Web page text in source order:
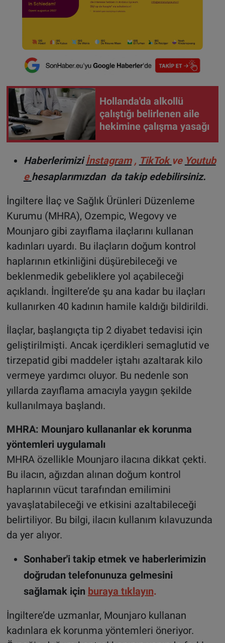
Hollanda'da alkollü
çalıştığı belirlenen aile
hekimine çalışma yasağı
Haberlerimiziİnstagram , TikTok ve Youtub
e hesaplarımızdan da takip edebilirsiniz.
İngiltere İlaç ve Sağlık Ürünleri Düzenleme
Kurumu (MHRA), Ozempic, Wegovy ve
Mounjaro gibi zayıflama ilaçlarını kullanan
kadınları uyardı. Bu ilaçların doğum kontrol
haplarının etkinliğini düşürebileceği ve
beklenmedik gebeliklere yol açabileceği
açıklandı. İngiltere’de şu ana kadar bu ilaçları
kullanırken 40 kadının hamile kaldığı bildirildi.
İlaçlar, başlangıçta tip 2 diyabet tedavisi için
geliştirilmişti. Ancak içerdikleri semaglutid ve
tirzepatid gibi maddeler iştahı azaltarak kilo
vermeye yardımcı oluyor. Bu nedenle son
yıllarda zayıflama amacıyla yaygın şekilde
kullanılmaya başlandı.
MHRA: Mounjaro kullananlar ek korunma
yöntemleri uygulamalı
MHRA özellikle Mounjaro ilacına dikkat çekti.
Bu ilacın, ağızdan alınan doğum kontrol
haplarının vücut tarafından emilimini
yavaşlatabileceği ve etkisini azaltabileceği
belirtiliyor. Bu bilgi, ilacın kullanım kılavuzunda
da yer alıyor.
Sonhaber'i takip etmek ve haberlerimizin
doğrudan telefonunuza gelmesini
sağlamak için buraya tıklayın.
İngiltere’de uzmanlar, Mounjaro kullanan
kadınlara ek korunma yöntemleri öneriyor.